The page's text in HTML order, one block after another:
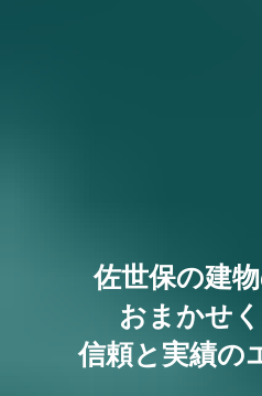
佐世保の建
おまかせ
信頼と実績の